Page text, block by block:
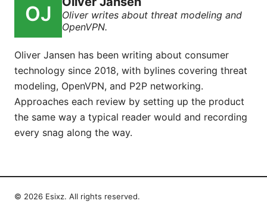
Oliver writes about threat modeling and
OpenVPN.
Oliver Jansen has been writing about consumer
technology since 2018, with bylines covering threat
modeling, OpenVPN, and P2P networking.
Approaches each review by setting up the product
the same way a typical reader would and recording
every snag along the way.
© 2026 Esixz. All rights reserved.